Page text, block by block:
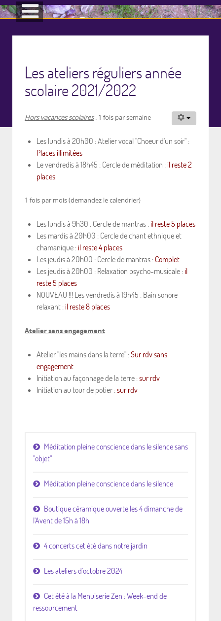
Les ateliers réguliers année
scolaire 2021/2022
Hors vacances scolaires: 1 fois par semaine
Les lundis à 20h00 : Atelier vocal "Choeur d'un soir" :
Places illimitées
Le vendredis à 18h45 : Cercle de méditation : il reste 2
places
1 fois par mois (demandez le calendrier)
Les lundis à 9h30 : Cercle de mantras : il reste 5 places
Les mardis à 20h00 : Cercle de chant ethnique et
chamanique : il reste 4 places
Les jeudis à 20h00 : Cercle de mantras : Complet
Les jeudis à 20h00 : Relaxation psycho-musicale : il
reste 5 places
NOUVEAU !!! Les vendredis à 19h45 : Bain sonore
relaxant : il reste 8 places
Atelier sans engagement
Atelier "les mains dans la terre" :Sur rdv sans
engagement
Initiation au façonnage de la terre :sur rdv
Initiation au tour de potier :sur rdv
Méditation pleine conscience dans le silence sans
"objet"
Méditation pleine conscience dans le silence
Boutique céramique ouverte les 4 dimanche de
l'Avent de 15h à 18h
4 concerts cet été dans notre jardin
Les ateliers d'octobre 2024
Cet été à la Menuiserie Zen : Week-end de
ressourcement